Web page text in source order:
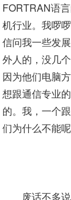
FORTRAN语
机行业。我啰
信问我一些发
外人的，没几
因为他们电脑
想跟通信专业
的。我，一个
们为什么不能
废话不多说